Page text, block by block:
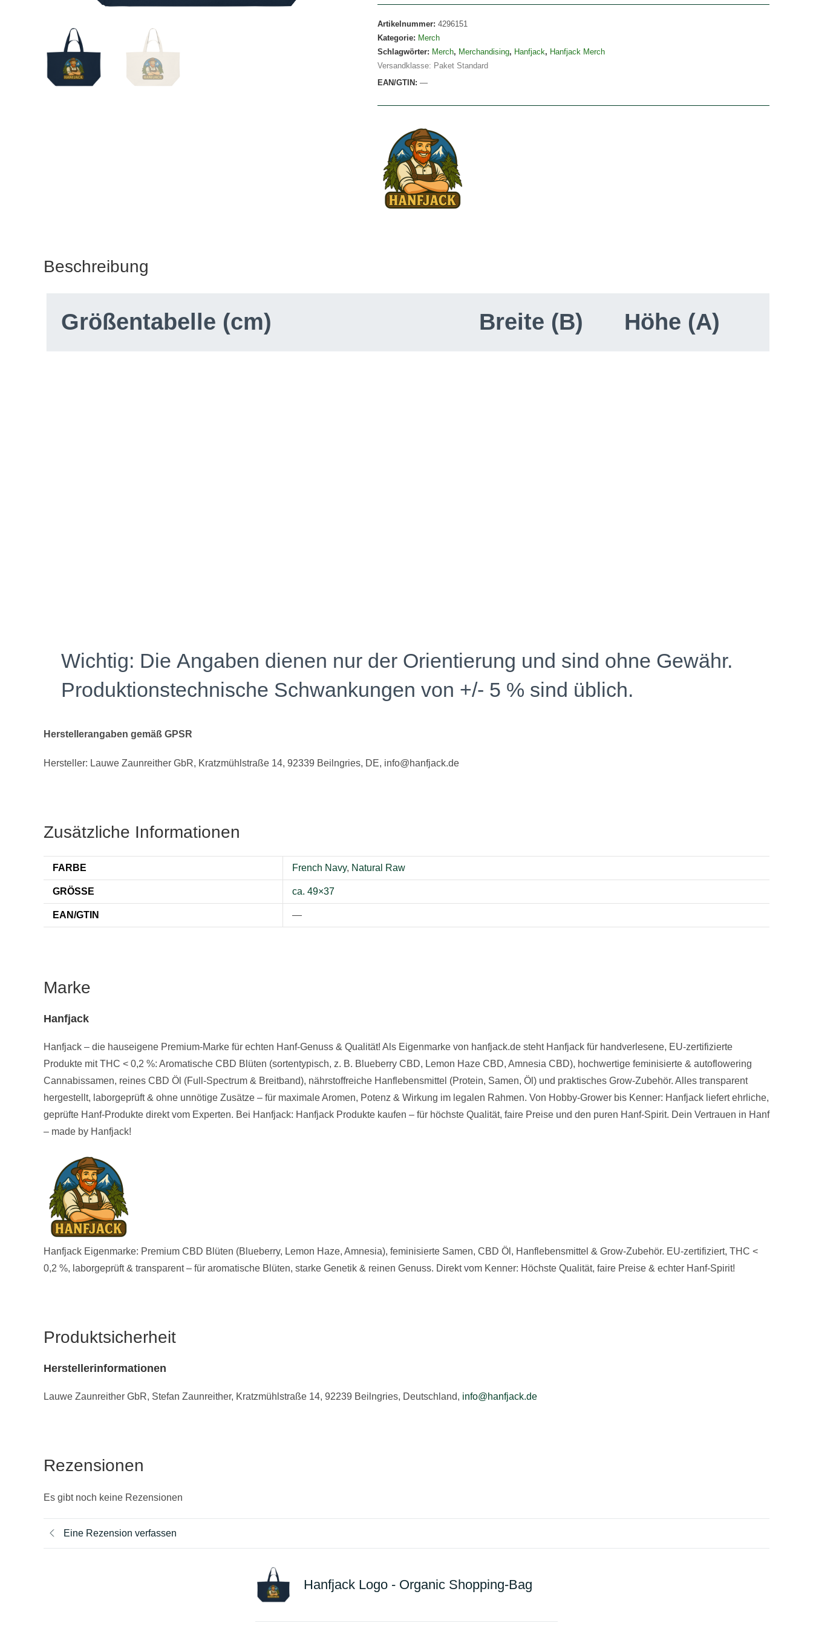
Artikelnummer: 4296151
Kategorie: Merch
Schlagwörter: Merch, Merchandising, Hanfjack, Hanfjack Merch
Versandklasse: Paket Standard
EAN/GTIN: —
Beschreibung
Herstellerangaben gemäß GPSR
Hersteller: Lauwe Zaunreither GbR, Kratzmühlstraße 14, 92339 Beilngries, DE, info@hanfjack.de
Zusätzliche Informationen
FARBE French Navy, Natural Raw
GRÖSSE ca. 49×37
EAN/GTIN —
Marke
Hanfjack
Hanfjack – die hauseigene Premium-Marke für echten Hanf-Genuss & Qualität! Als Eigenmarke von hanfjack.de steht Hanfjack für handverlesene, EU-zertifizierte
Produkte mit THC < 0,2 %: Aromatische CBD Blüten (sortentypisch, z. B. Blueberry CBD, Lemon Haze CBD, Amnesia CBD), hochwertige feminisierte & autoflowering
Cannabissamen, reines CBD Öl (Full-Spectrum & Breitband), nährstoffreiche Hanflebensmittel (Protein, Samen, Öl) und praktisches Grow-Zubehör. Alles transparent
hergestellt, laborgeprüft & ohne unnötige Zusätze – für maximale Aromen, Potenz & Wirkung im legalen Rahmen. Von Hobby-Grower bis Kenner: Hanfjack liefert ehrliche,
geprüfte Hanf-Produkte direkt vom Experten. Bei Hanfjack: Hanfjack Produkte kaufen – für höchste Qualität, faire Preise und den puren Hanf-Spirit. Dein Vertrauen in Hanf
– made by Hanfjack!
Hanfjack Eigenmarke: Premium CBD Blüten (Blueberry, Lemon Haze, Amnesia), feminisierte Samen, CBD Öl, Hanflebensmittel & Grow-Zubehör. EU-zertifiziert, THC <
0,2 %, laborgeprüft & transparent – für aromatische Blüten, starke Genetik & reinen Genuss. Direkt vom Kenner: Höchste Qualität, faire Preise & echter Hanf-Spirit!
Produktsicherheit
Herstellerinformationen
Lauwe Zaunreither GbR, Stefan Zaunreither, Kratzmühlstraße 14, 92239 Beilngries, Deutschland, info@hanfjack.de
Rezensionen
Es gibt noch keine Rezensionen
Eine Rezension verfassen
Hanfjack Logo - Organic Shopping-Bag